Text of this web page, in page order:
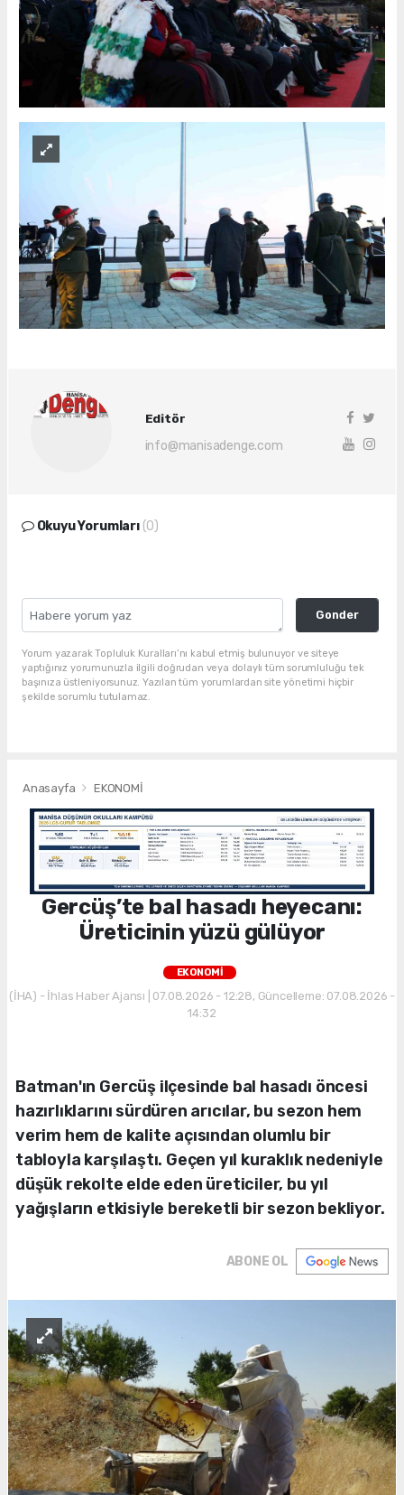
Editör
info@manisadenge.com
Okuyu Yorumları (0)
Gonder
Yorum yazarak Topluluk Kuralları’nı kabul etmiş bulunuyor ve siteye
yaptığınız yorumunuzla ilgili doğrudan veya dolaylı tüm sorumluluğu tek
başınıza üstleniyorsunuz. Yazılan tüm yorumlardan site yönetimi hiçbir
şekilde sorumlu tutulamaz.
Anasayfa EKONOMİ
Gercüş’te bal hasadı heyecanı:
Üreticinin yüzü gülüyor
EKONOMİ
(İHA) - İhlas Haber Ajansı | 07.08.2026 - 12:28, Güncelleme: 07.08.2026 -
14:32
Batman'ın Gercüş ilçesinde bal hasadı öncesi
hazırlıklarını sürdüren arıcılar, bu sezon hem
verim hem de kalite açısından olumlu bir
tabloyla karşılaştı. Geçen yıl kuraklık nedeniyle
düşük rekolte elde eden üreticiler, bu yıl
yağışların etkisiyle bereketli bir sezon bekliyor.
ABONE OL